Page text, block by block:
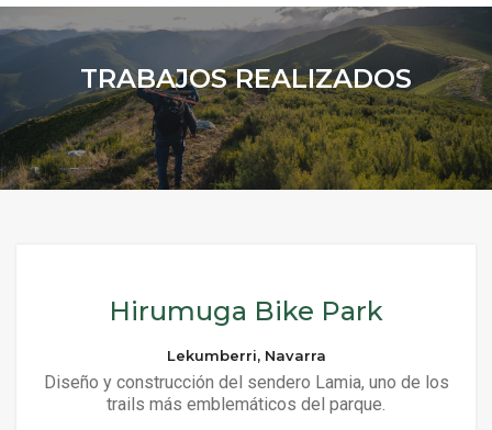
TRABAJOS REALIZADOS
Hirumuga Bike Park
Lekumberri, Navarra
Diseño y construcción del sendero Lamia, uno de los
trails más emblemáticos del parque.